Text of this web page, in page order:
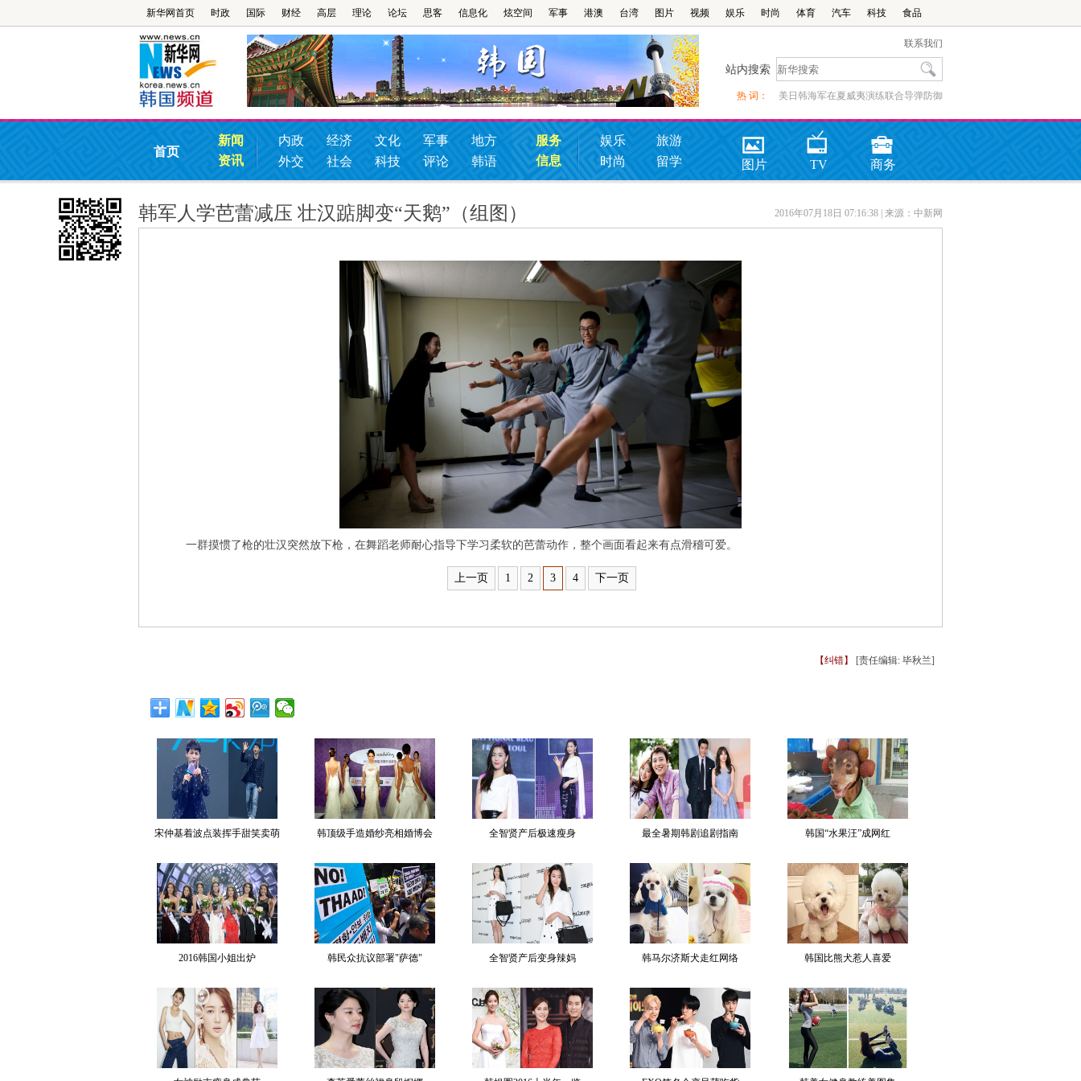
新华网首页 时政 国际 财经 高层 理论 论坛 思客 信息化 炫空间 军事 港澳 台湾 图片 视频 娱乐 时尚 体育 汽车 科技 食品
联系我们
站内搜索
热 词： 美日韩海军在夏威夷演练联合导弹防御
首页
新闻
资讯
内政 经济 文化 军事
地方
外交
社会 科技 评论 韩语
服务
信息
娱乐
旅游
时尚
留学 图片 TV 商务
韩军人学芭蕾减压 壮汉踮脚变“天鹅”（组图） 2016年07月18日 07:16:38 | 来源：中新网
一群摸惯了枪的壮汉突然放下枪，在舞蹈老师耐心指导下学习柔软的芭蕾动作，整个画面看起来有点滑稽可爱。
上一页 1 2 3 4 下一页
【纠错】 [责任编辑: 毕秋兰]
宋仲基着波点装挥手甜笑卖萌 韩顶级手造婚纱亮相婚博会 全智贤产后极速瘦身 最全暑期韩剧追剧指南 韩国“水果汪”成网红
2016韩国小姐出炉 韩民众抗议部署"萨德" 全智贤产后变身辣妈 韩马尔济斯犬走红网络 韩国比熊犬惹人喜爱